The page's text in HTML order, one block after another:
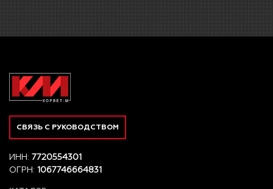
СВЯЗЬ С РУКОВОДСТВОМ
ИНН: 7720554301
ОГРН: 1067746664831